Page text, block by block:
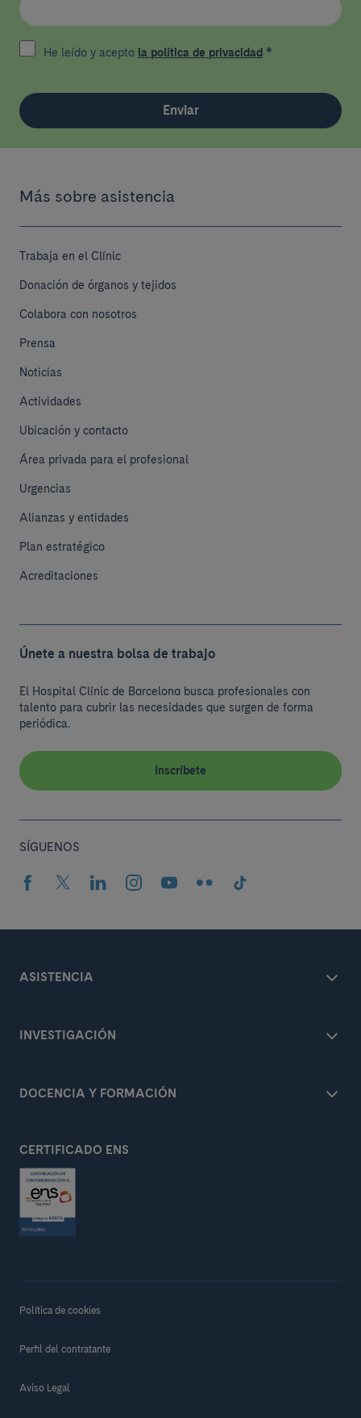
He leído y acepto la política de privacidad *
Enviar
Más sobre asistencia
Trabaja en el Clínic
Donación de órganos y tejidos
Colabora con nosotros
Prensa
Noticias
Actividades
Ubicación y contacto
Área privada para el profesional
Urgencias
Alianzas y entidades
Plan estratégico
Acreditaciones
Únete a nuestra bolsa de trabajo
El Hospital Clínic de Barcelona busca profesionales con
talento para cubrir las necesidades que surgen de forma
periódica.
Inscríbete
SÍGUENOS
ASISTENCIA
INVESTIGACIÓN
DOCENCIA Y FORMACIÓN
CERTIFICADO ENS
Política de cookies
Perfil del contratante
Aviso Legal